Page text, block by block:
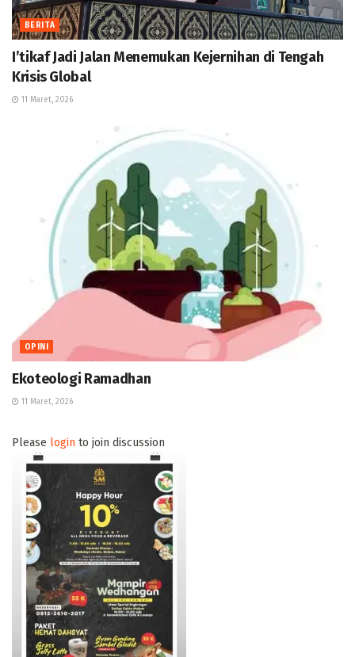
BERITA
I’tikaf Jadi Jalan Menemukan Kejernihan di Tengah
Krisis Global
11 Maret, 2026
OPINI
Ekoteologi Ramadhan
11 Maret, 2026
Please login to join discussion